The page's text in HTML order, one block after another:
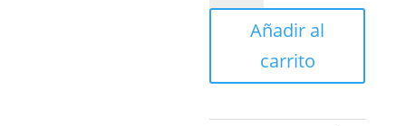
JF87
FLEXIBLEAñadir al
carrito